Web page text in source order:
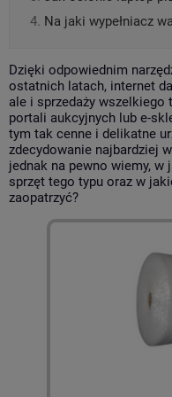
Na jaki wypełniacz
Dzięki odpowiednim
ostatnich latach, internet
ale i sprzedaży
portali aukcyjnych lub e-
tym tak cenne i delikatne
zdecydowanie najbardziej
jednak na pewno wiemy,
sprzęt tego typu oraz w
zaopatrzyć?